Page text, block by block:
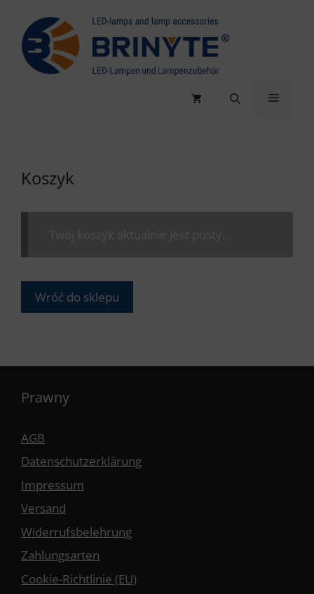
treści
Menu
Koszyk
Wróć do sklepu
Prawny
AGB
Datenschutzerklärung
Impressum
Versand
Widerrufsbelehrung
Zahlungsarten
Cookie-Richtlinie (EU)